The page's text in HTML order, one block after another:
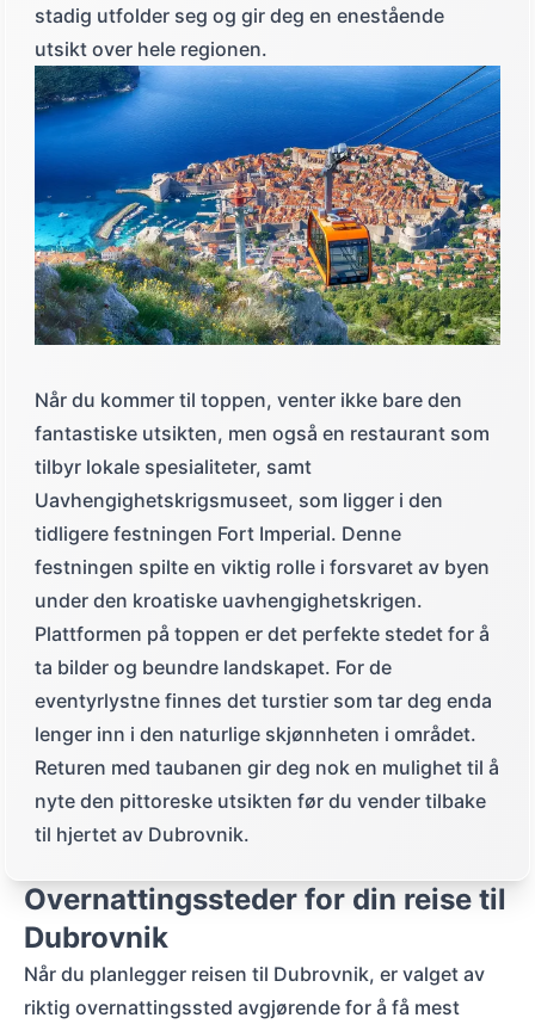
stadig utfolder seg og gir deg en enestående
utsikt over hele regionen.
Når du kommer til toppen, venter ikke bare den
fantastiske utsikten, men også en restaurant som
tilbyr lokale spesialiteter, samt
Uavhengighetskrigsmuseet, som ligger i den
tidligere festningen Fort Imperial. Denne
festningen spilte en viktig rolle i forsvaret av byen
under den kroatiske uavhengighetskrigen.
Plattformen på toppen er det perfekte stedet for å
ta bilder og beundre landskapet. For de
eventyrlystne finnes det turstier som tar deg enda
lenger inn i den naturlige skjønnheten i området.
Returen med taubanen gir deg nok en mulighet til å
nyte den pittoreske utsikten før du vender tilbake
til hjertet av Dubrovnik.
Overnattingssteder for din reise til
Dubrovnik
Når du planlegger reisen til Dubrovnik, er valget av
riktig overnattingssted avgjørende for å få mest